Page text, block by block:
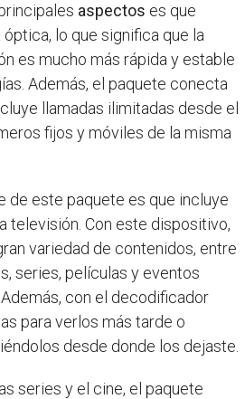
aspectos es que
lo que significa que la
es mucho más rápida y estable
Además, el paquete conecta
llamadas ilimitadas desde el
fijos y móviles de la misma
de este paquete es que incluye
televisión. Con este dispositivo,
variedad de contenidos, entre
series, películas y eventos
con el decodificador
para verlos más tarde o
desde donde los dejaste.
series y el cine, el paquete